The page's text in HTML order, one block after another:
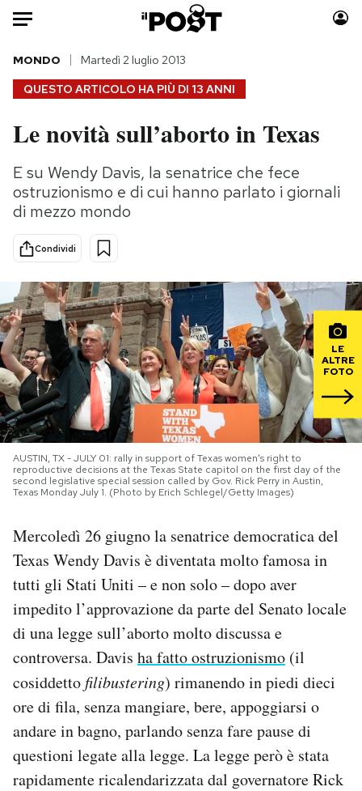
Auto
HOME
Italia
Politica
Scienza
Economia
Sport
Moda
Consumismi
Storie/Idee
Altrecose
Mondiali calcio 2026
PODCAST
I MIEI PREFERITI
SHOP
CALENDARIO
AREA PERSONALE
Area Personale
Newsletter
Notifiche mobile
Regala il Post
Hai bisogno di aiuto?
QUESTO ARTICOLO HA PIÙ DI 13 ANNI
MONDO Martedì 2 luglio 2013
Le novità sull’aborto in Texas
E su Wendy Davis, la senatrice che fece
ostruzionismo e di cui hanno parlato i giornali
di mezzo mondo
Condividi
LE
ALTRE
FOTO
AUSTIN, TX - JULY 01: rally in support of Texas women's right to
reproductive decisions at the Texas State capitol on the first day of the
second legislative special session called by Gov. Rick Perry in Austin,
Texas Monday July 1. (Photo by Erich Schlegel/Getty Images)
Mercoledì 26 giugno la senatrice democratica del
Texas Wendy Davis è diventata molto famosa in
tutti gli Stati Uniti – e non solo – dopo aver
impedito l’approvazione da parte del Senato locale
di una legge sull’aborto molto discussa e
controversa. Davis ha fatto ostruzionismo (il
cosiddetto filibustering) rimanendo in piedi dieci
ore di fila, senza mangiare, bere, appoggiarsi o
andare in bagno, parlando senza fare pause di
questioni legate alla legge. La legge però è stata
rapidamente ricalendarizzata dal governatore Rick